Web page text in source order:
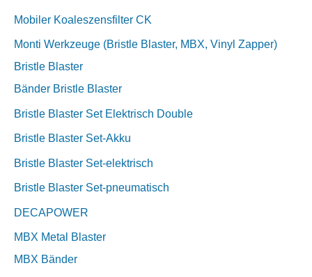
Mobiler Koaleszensfilter CK
Monti Werkzeuge (Bristle Blaster, MBX, Vinyl Zapper)
Bristle Blaster
Bänder Bristle Blaster
Bristle Blaster Set Elektrisch Double
Bristle Blaster Set-Akku
Bristle Blaster Set-elektrisch
Bristle Blaster Set-pneumatisch
DECAPOWER
MBX Metal Blaster
MBX Bänder